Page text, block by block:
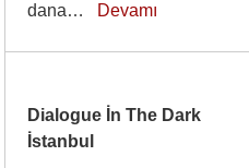
dana… Devamı
Dialogue İn The Dark
İstanbul